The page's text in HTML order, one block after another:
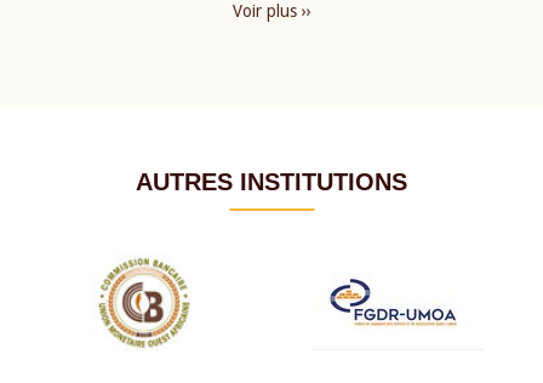
Voir plus ››
AUTRES INSTITUTIONS